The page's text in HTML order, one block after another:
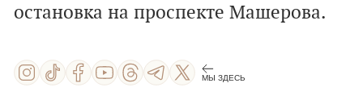
остановка на проспекте Машерова.
МЫ ЗДЕСЬ